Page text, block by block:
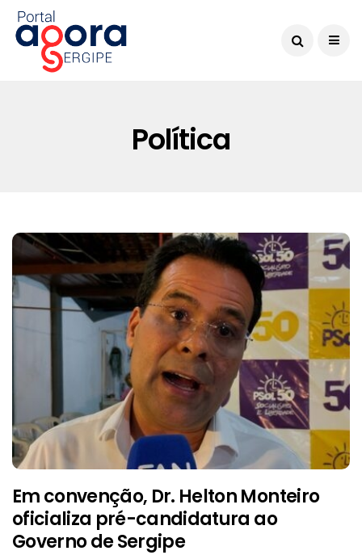
Política
Em convenção, Dr. Helton Monteiro
oficializa pré-candidatura ao
Governo de Sergipe